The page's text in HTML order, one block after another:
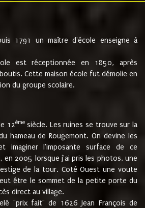
1791 un maître d'école enseigne à
est réceptionnée en 1850, après
Cette maison école fut démolie en
du groupe scolaire.
12èmesiècle. Les ruines se trouve sur la
hameau de Rougemont. On devine les
imaginer l'imposante surface de ce
en 2005 lorsque j'ai pris les photos, une
de la tour. Coté Ouest une voute
être le sommet de la petite porte du
direct au village.
"prix fait" de 1626 Jean François de